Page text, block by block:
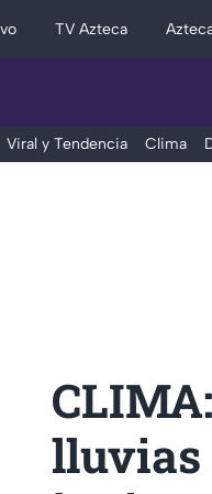
TV Azteca
Viral y Tendencia Clima
lluvias